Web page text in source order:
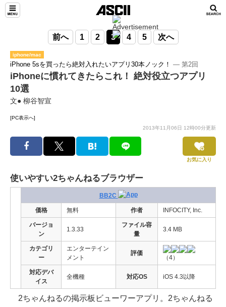
前へ 1 2 3 4 5 次へ
iphone/mac
iPhone 5sを買ったら絶対入れたいアプリ30本ノック！ ― 第2回
iPhoneに慣れてきたらこれ！ 絶対役立つアプリ
10選
文● 柳谷智宣
[PC表示へ]
2013年11月06日 12時00分更新
お気に入り
使いやすい2ちゃんねるブラウザー
BB2C
価格 無料 作者 INFOCITY, Inc.
バージョ
ン
1.3.33
ファイル容
量
3.4 MB
カテゴリ
ー
エンターテイン
メント
評価
（4）
対応デバ
イス
全機種 対応OS iOS 4.3以降
2ちゃんねるの掲示板ビューワーアプリ。2ちゃんねる